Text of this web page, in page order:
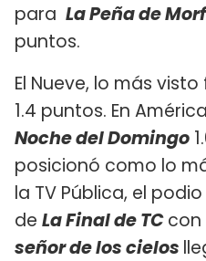
para La Peña de
puntos.
El Nueve, lo más visto
1.4 puntos. En
Noche del Domingo
posicionó como lo
la TV Pública, el
de La Final de TCcon
señor de los cielos